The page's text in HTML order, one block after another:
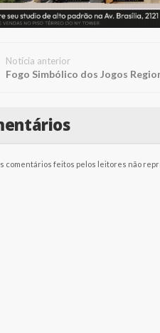
Notícia anterior
comentários feitos pelos leitores não